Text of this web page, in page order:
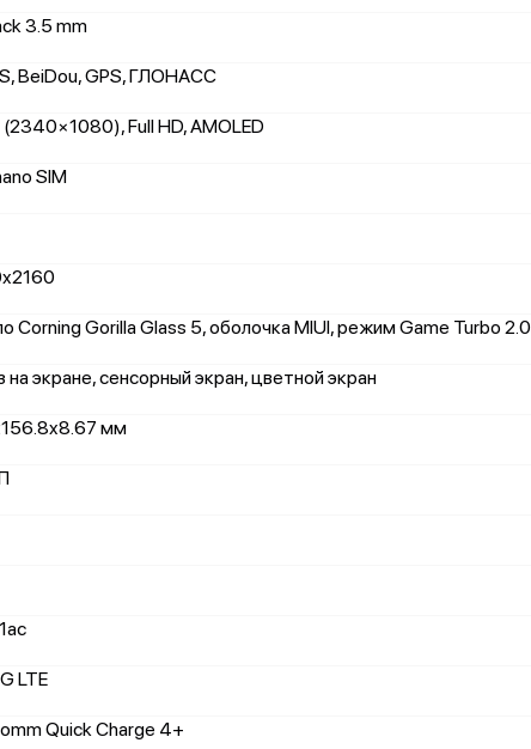
3.5 mm
BeiDou, GPS, ГЛОНАСС
Full HD, AMOLED
SIM
Corning Gorilla Glass 5, оболочка MIUI, режим Game Turbo 2.0
на экране, сенсорный экран, цветной экран
мм
LTE
Quick Charge 4+